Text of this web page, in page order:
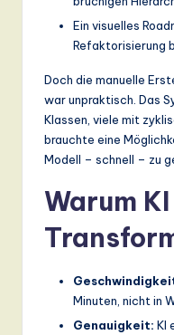
Ein visuelles
Refaktorisierung
Doch die manuelle
war unpraktisch. Das
Klassen, viele mit
brauchte eine
Modell – schnell – zu
Warum
Minuten, nicht in
Genauigkeit: KI